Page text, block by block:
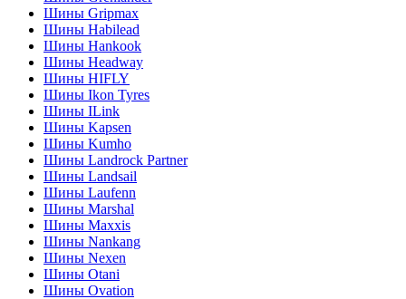
Шины Gripmax
Шины Habilead
Шины Hankook
Шины Headway
Шины HIFLY
Шины Ikon Tyres
Шины ILink
Шины Kapsen
Шины Kumho
Шины Landrock Partner
Шины Landsail
Шины Laufenn
Шины Marshal
Шины Maxxis
Шины Nankang
Шины Nexen
Шины Otani
Шины Ovation